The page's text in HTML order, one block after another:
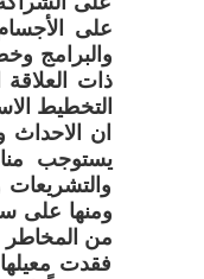
على
والبرامج
ذات العلاقة
التخطيط
ان
يستوجب
والتشريعات
ومنها على
من المخاطر
فقدت